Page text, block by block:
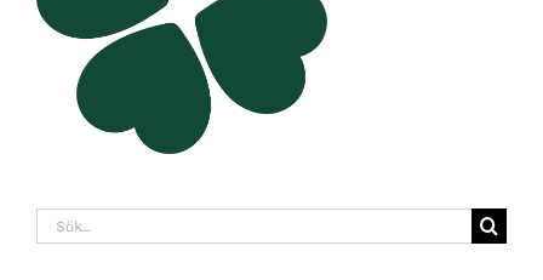
Sök
efter: